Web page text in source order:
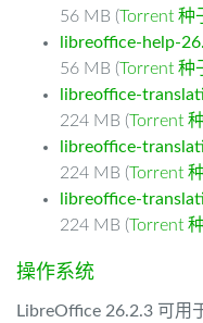
56 MB (Torrent 种
libreoffice-help-
56 MB (Torrent 种
libreoffice-
224 MB (Torrent
libreoffice-
224 MB (Torrent
libreoffice-
224 MB (Torrent
操作系统
LibreOffice 26.2.3 可用